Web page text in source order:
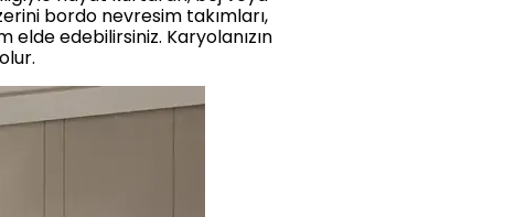
bordo nevresim takımları,
edebilirsiniz. Karyolanızın